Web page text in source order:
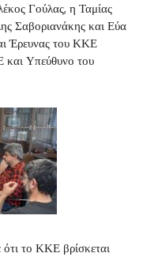
Γούλας, η Ταμίας
Σαβοριανάκης και Εύα
Έρευνας του ΚΚΕ
και Υπεύθυνο του
το ΚΚΕ βρίσκεται